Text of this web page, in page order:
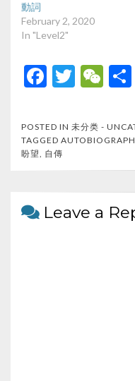
動詞
February 2, 2020
In "Level2"
F
e
b
o
k
T
itt
er
W
C
h
at
POSTED IN 未分类 -
TAGGED
盼望, 自傳
Leave a